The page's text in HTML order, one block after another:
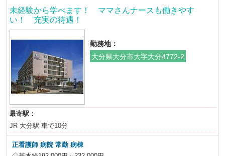
未経験から学べます！ ママさんナースも働きやす
い！ 充実の待遇！
勤務地：
大分県大分市大字大分4772-2
最寄駅：
JR 大分駅 車で10分
正看護師 病院 常勤 病棟